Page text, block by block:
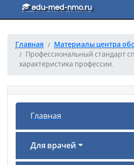
Перейти к основному тексту
edu-med-nmo.ru
Главная
Материалы центра
Профессиональный стандарт
характеристика профессии.
Главная
Для врачей